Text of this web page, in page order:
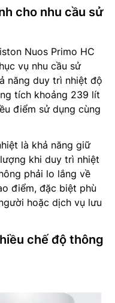
cho nhu cầu sử
Nuos Primo HC
vụ nhu cầu sử
năng duy trì nhiệt độ
tích khoảng 239 lít
điểm sử dụng cùng
là khả năng giữ
khi duy trì nhiệt
phải lo lắng về
điểm, đặc biệt phù
hoặc dịch vụ lưu
chế độ thông